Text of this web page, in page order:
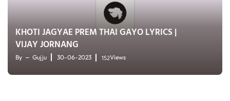
KHOTI JAGYAE PREM THAI GAYO LYRICS |
VIJAY JORNANG
By Gujju 30-06-2023 152Views